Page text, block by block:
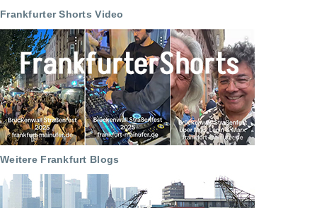
Frankfurter Shorts Video
Weitere Frankfurt Blogs